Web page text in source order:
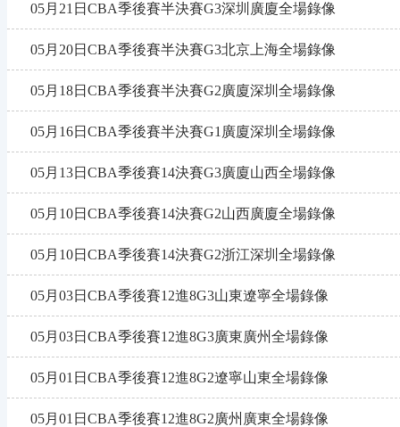
05月21日CBA季後賽半決賽G3深圳廣廈全場錄像
05月20日CBA季後賽半決賽G3北京上海全場錄像
05月18日CBA季後賽半決賽G2廣廈深圳全場錄像
05月16日CBA季後賽半決賽G1廣廈深圳全場錄像
05月13日CBA季後賽14決賽G3廣廈山西全場錄像
05月10日CBA季後賽14決賽G2山西廣廈全場錄像
05月10日CBA季後賽14決賽G2浙江深圳全場錄像
05月03日CBA季後賽12進8G3山東遼寧全場錄像
05月03日CBA季後賽12進8G3廣東廣州全場錄像
05月01日CBA季後賽12進8G2遼寧山東全場錄像
05月01日CBA季後賽12進8G2廣州廣東全場錄像